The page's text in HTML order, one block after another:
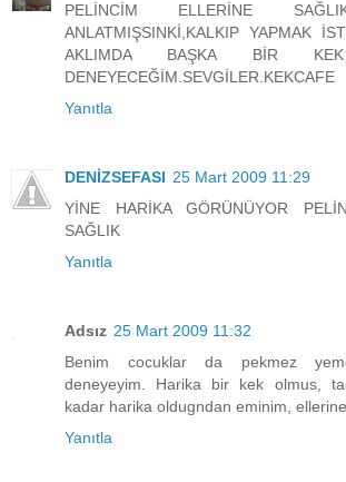
PELİNCİM ELLERİNE
ANLATMIŞSINKİ,KALKIP YAPMAK
AKLIMDA BAŞKA BİR KEK
DENEYECEĞİM.SEVGİLER.KEKCAFE
Yanıtla
DENİZSEFASI 25 Mart 2009 11:29
YİNE HARİKA GÖRÜNÜYOR
SAĞLIK
Yanıtla
Adsız 25 Mart 2009 11:32
Benim cocuklar da pekmez
deneyeyim. Harika bir kek olmus,
kadar harika oldugndan eminim,
Yanıtla